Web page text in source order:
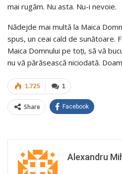
mai rugăm. Nu asta. Nu-i nevoie.
Nădejde mai multă la Maica
spus, un ceai cald de sunătoare.
Maica Domnului pe toţi, să vă
nu vă părăsească niciodată.
1
1.725
Share Facebook
Alexandru